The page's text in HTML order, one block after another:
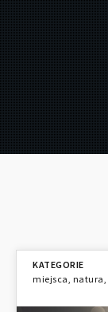
miejsca natura